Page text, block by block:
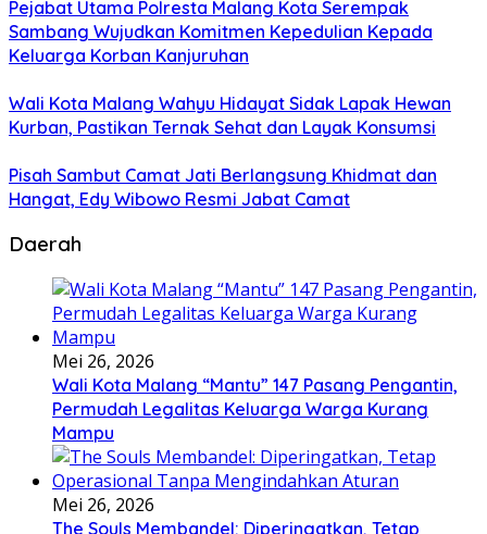
Pejabat Utama Polresta Malang Kota Serempak
Sambang Wujudkan Komitmen Kepedulian Kepada
Keluarga Korban Kanjuruhan
Wali Kota Malang Wahyu Hidayat Sidak Lapak Hewan
Kurban, Pastikan Ternak Sehat dan Layak Konsumsi
Pisah Sambut Camat Jati Berlangsung Khidmat dan
Hangat, Edy Wibowo Resmi Jabat Camat
Daerah
Mei 26, 2026
Wali Kota Malang “Mantu” 147 Pasang Pengantin,
Permudah Legalitas Keluarga Warga Kurang
Mampu
Mei 26, 2026
The Souls Membandel: Diperingatkan, Tetap